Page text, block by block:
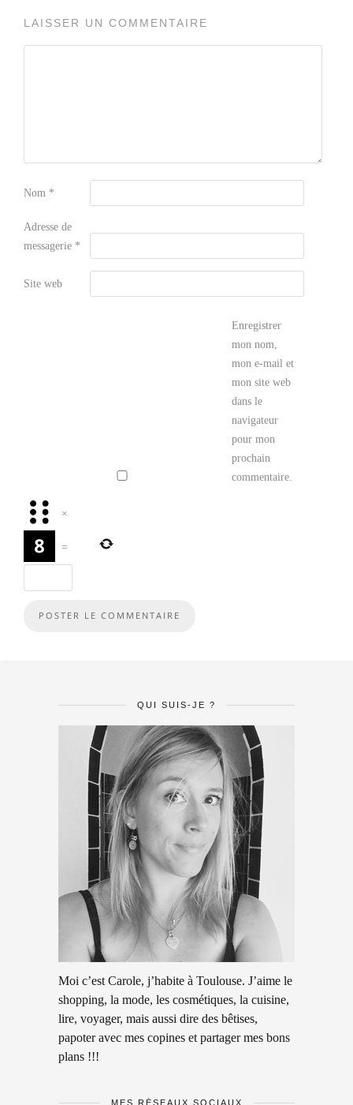
LAISSER UN COMMENTAIRE
Nom *
Adresse de
messagerie *
Site web
Enregistrer
mon nom,
mon e-mail et
mon site web
dans le
navigateur
pour mon
prochain
commentaire.
×
=
QUI SUIS-JE ?
Moi c’est Carole, j’habite à Toulouse. J’aime le
shopping, la mode, les cosmétiques, la cuisine,
lire, voyager, mais aussi dire des bêtises,
papoter avec mes copines et partager mes bons
plans !!!
MES RÉSEAUX SOCIAUX